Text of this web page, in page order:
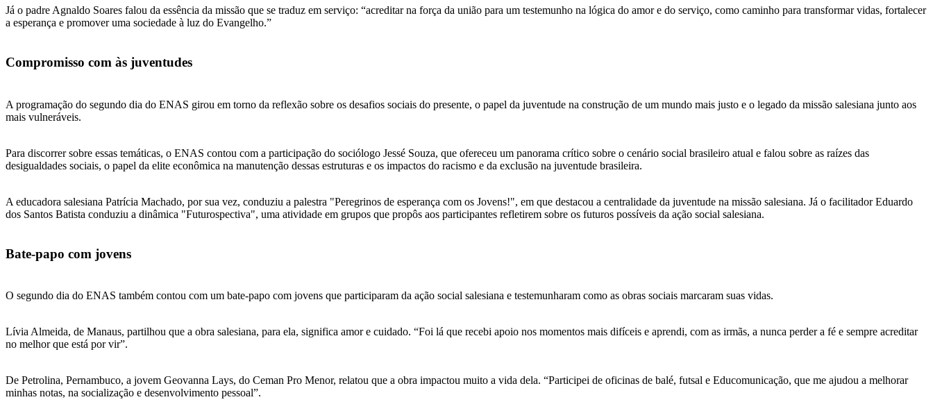
Já o padre Agnaldo Soares falou da essência da missão que se traduz em serviço: “acreditar na força da união para um testemunho na lógica do amor e do serviço, como caminho para transformar vidas, fortalecer
a esperança e promover uma sociedade à luz do Evangelho.”
Compromisso com às juventudes
A programação do segundo dia do ENAS girou em torno da reflexão sobre os desafios sociais do presente, o papel da juventude na construção de um mundo mais justo e o legado da missão salesiana junto aos
mais vulneráveis.
Para discorrer sobre essas temáticas, o ENAS contou com a participação do sociólogo Jessé Souza, que ofereceu um panorama crítico sobre o cenário social brasileiro atual e falou sobre as raízes das
desigualdades sociais, o papel da elite econômica na manutenção dessas estruturas e os impactos do racismo e da exclusão na juventude brasileira.
A educadora salesiana Patrícia Machado, por sua vez, conduziu a palestra "Peregrinos de esperança com os Jovens!", em que destacou a centralidade da juventude na missão salesiana. Já o facilitador Eduardo
dos Santos Batista conduziu a dinâmica "Futurospectiva", uma atividade em grupos que propôs aos participantes refletirem sobre os futuros possíveis da ação social salesiana.
Bate-papo com jovens
O segundo dia do ENAS também contou com um bate-papo com jovens que participaram da ação social salesiana e testemunharam como as obras sociais marcaram suas vidas.
Lívia Almeida, de Manaus, partilhou que a obra salesiana, para ela, significa amor e cuidado. “Foi lá que recebi apoio nos momentos mais difíceis e aprendi, com as irmãs, a nunca perder a fé e sempre acreditar
no melhor que está por vir”.
De Petrolina, Pernambuco, a jovem Geovanna Lays, do Ceman Pro Menor, relatou que a obra impactou muito a vida dela. “Participei de oficinas de balé, futsal e Educomunicação, que me ajudou a melhorar
minhas notas, na socialização e desenvolvimento pessoal”.